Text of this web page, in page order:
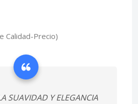
Calidad-Precio)
SUAVIDAD Y ELEGANCIA